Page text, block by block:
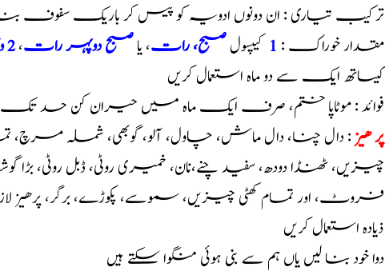
ترکیب تیاری : ان دونوں ادویہ کو پیس کر باریک سفوف بنا
مقدار خوراک : 1 کیپسول صبح، رات، یاصبح دوپہر رات،2 وقت یا 3 وقت
کیساتھ ایک سے دو ماہ استعمال کریں
فوائد : موٹاپا ختم، صرف ایک ماہ میں حیران کن حد تک
پر ھیز: دال چنا، دال ماش، چاول، آلو، گوبھی، شملہ مرچ،
چیزیں، ٹھنڈا دودھ، سفید چنے،نان، خمیری روٹی، ڈبل روٹی،
فروٹ، اور تمام کھٹی چیزیں، سموسے، پکوڑے، برگر، پرھیز
ذیادہ استعمال کریں
دوا خود بنا لیں یاں ہم سے بنی ہوئی منگوا سکتے ہیں